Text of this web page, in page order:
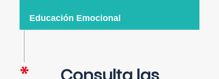
Educación Emocional